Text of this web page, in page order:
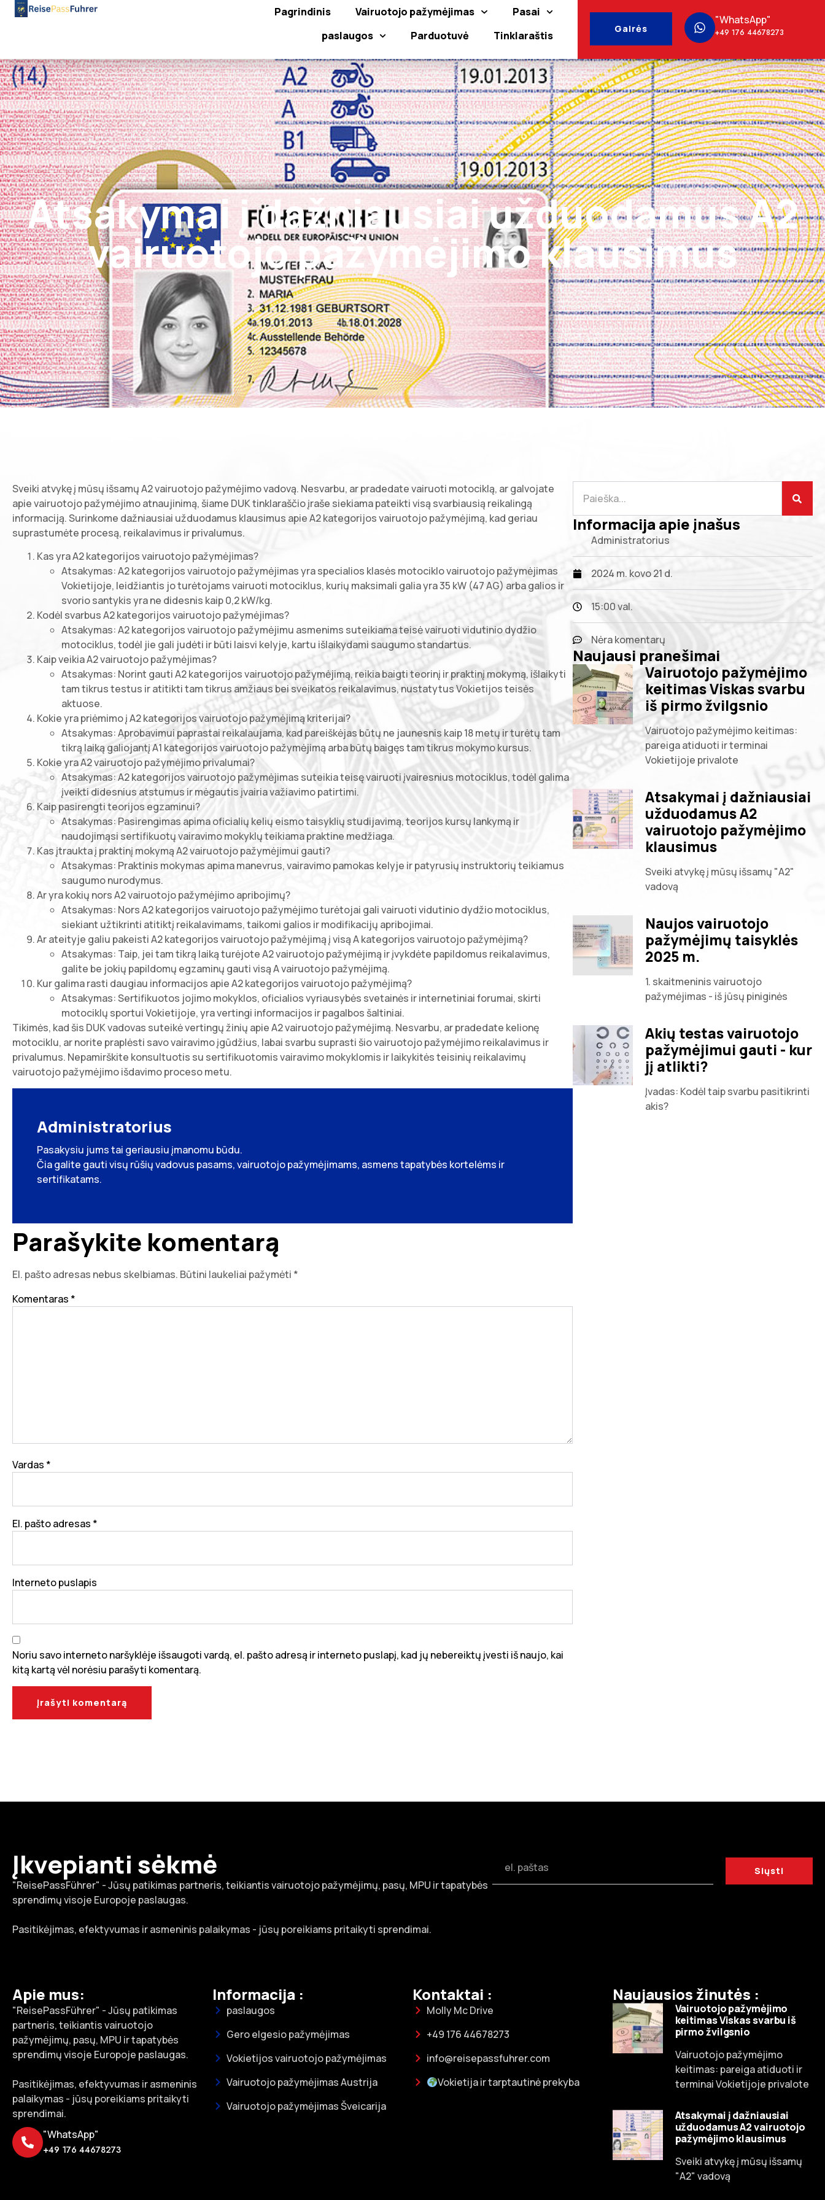
Pagrindinis Vairuotojo pažymėjimas
Pasai
paslaugos
Parduotuvė Tinklaraštis
Gairės
"WhatsApp"
+49 176 44678273
Atsakymai į dažniausiai užduodamus A2
vairuotojo pažymėjimo klausimus
Sveiki atvykę į mūsų išsamų A2 vairuotojo pažymėjimo vadovą. Nesvarbu, ar pradedate vairuoti motociklą, ar galvojate
apie vairuotojo pažymėjimo atnaujinimą, šiame DUK tinklaraščio įraše siekiama pateikti visą svarbiausią reikalingą
informaciją. Surinkome dažniausiai užduodamus klausimus apie A2 kategorijos vairuotojo pažymėjimą, kad geriau
suprastumėte procesą, reikalavimus ir privalumus.
Kas yra A2 kategorijos vairuotojo pažymėjimas?
Atsakymas: A2 kategorijos vairuotojo pažymėjimas yra specialios klasės motociklo vairuotojo pažymėjimas
Vokietijoje, leidžiantis jo turėtojams vairuoti motociklus, kurių maksimali galia yra 35 kW (47 AG) arba galios ir
svorio santykis yra ne didesnis kaip 0,2 kW/kg.
Kodėl svarbus A2 kategorijos vairuotojo pažymėjimas?
Atsakymas: A2 kategorijos vairuotojo pažymėjimu asmenims suteikiama teisė vairuoti vidutinio dydžio
motociklus, todėl jie gali judėti ir būti laisvi kelyje, kartu išlaikydami saugumo standartus.
Kaip veikia A2 vairuotojo pažymėjimas?
Atsakymas: Norint gauti A2 kategorijos vairuotojo pažymėjimą, reikia baigti teorinį ir praktinį mokymą, išlaikyti
tam tikrus testus ir atitikti tam tikrus amžiaus bei sveikatos reikalavimus, nustatytus Vokietijos teisės
aktuose.
Kokie yra priėmimo į A2 kategorijos vairuotojo pažymėjimą kriterijai?
Atsakymas: Aprobavimui paprastai reikalaujama, kad pareiškėjas būtų ne jaunesnis kaip 18 metų ir turėtų tam
tikrą laiką galiojantį A1 kategorijos vairuotojo pažymėjimą arba būtų baigęs tam tikrus mokymo kursus.
Kokie yra A2 vairuotojo pažymėjimo privalumai?
Atsakymas: A2 kategorijos vairuotojo pažymėjimas suteikia teisę vairuoti įvairesnius motociklus, todėl galima
įveikti didesnius atstumus ir mėgautis įvairia važiavimo patirtimi.
Kaip pasirengti teorijos egzaminui?
Atsakymas: Pasirengimas apima oficialių kelių eismo taisyklių studijavimą, teorijos kursų lankymą ir
naudojimąsi sertifikuotų vairavimo mokyklų teikiama praktine medžiaga.
Kas įtraukta į praktinį mokymą A2 vairuotojo pažymėjimui gauti?
Atsakymas: Praktinis mokymas apima manevrus, vairavimo pamokas kelyje ir patyrusių instruktorių teikiamus
saugumo nurodymus.
Ar yra kokių nors A2 vairuotojo pažymėjimo apribojimų?
Atsakymas: Nors A2 kategorijos vairuotojo pažymėjimo turėtojai gali vairuoti vidutinio dydžio motociklus,
siekiant užtikrinti atitiktį reikalavimams, taikomi galios ir modifikacijų apribojimai.
Ar ateityje galiu pakeisti A2 kategorijos vairuotojo pažymėjimą į visą A kategorijos vairuotojo pažymėjimą?
Atsakymas: Taip, jei tam tikrą laiką turėjote A2 vairuotojo pažymėjimą ir įvykdėte papildomus reikalavimus,
galite be jokių papildomų egzaminų gauti visą A vairuotojo pažymėjimą.
Kur galima rasti daugiau informacijos apie A2 kategorijos vairuotojo pažymėjimą?
Atsakymas: Sertifikuotos jojimo mokyklos, oficialios vyriausybės svetainės ir internetiniai forumai, skirti
motociklų sportui Vokietijoje, yra vertingi informacijos ir pagalbos šaltiniai.
Tikimės, kad šis DUK vadovas suteikė vertingų žinių apie A2 vairuotojo pažymėjimą. Nesvarbu, ar pradedate kelionę
motociklu, ar norite praplėsti savo vairavimo įgūdžius, labai svarbu suprasti šio vairuotojo pažymėjimo reikalavimus ir
privalumus. Nepamirškite konsultuotis su sertifikuotomis vairavimo mokyklomis ir laikykitės teisinių reikalavimų
vairuotojo pažymėjimo išdavimo proceso metu.
Administratorius
Pasakysiu jums tai geriausiu įmanomu būdu.
Čia galite gauti visų rūšių vadovus pasams, vairuotojo pažymėjimams, asmens tapatybės kortelėms ir
sertifikatams.
Parašykite komentarą
El. pašto adresas nebus skelbiamas. Būtini laukeliai pažymėti *
Komentaras *
Vardas *
El. pašto adresas *
Interneto puslapis
Noriu savo interneto naršyklėje išsaugoti vardą, el. pašto adresą ir interneto puslapį, kad jų nebereiktų įvesti iš naujo, kai
kitą kartą vėl norėsiu parašyti komentarą.
Informacija apie įnašus
Administratorius
2024 m. kovo 21 d.
15:00 val.
Nėra komentarų
Naujausi pranešimai
Vairuotojo pažymėjimo
keitimas Viskas svarbu
iš pirmo žvilgsnio
Vairuotojo pažymėjimo keitimas:
pareiga atiduoti ir terminai
Vokietijoje privalote
Atsakymai į dažniausiai
užduodamus A2
vairuotojo pažymėjimo
klausimus
Sveiki atvykę į mūsų išsamų "A2"
vadovą
Naujos vairuotojo
pažymėjimų taisyklės
2025 m.
1. skaitmeninis vairuotojo
pažymėjimas - iš jūsų piniginės
Akių testas vairuotojo
pažymėjimui gauti - kur
jį atlikti?
Įvadas: Kodėl taip svarbu pasitikrinti
akis?
Įkvepianti sėkmė
"ReisePassFührer" - Jūsų patikimas partneris, teikiantis vairuotojo pažymėjimų, pasų, MPU ir tapatybės
sprendimų visoje Europoje paslaugas.
Pasitikėjimas, efektyvumas ir asmeninis palaikymas - jūsų poreikiams pritaikyti sprendimai.
Siųsti
Apie mus:
"ReisePassFührer" - Jūsų patikimas
partneris, teikiantis vairuotojo
pažymėjimų, pasų, MPU ir tapatybės
sprendimų visoje Europoje paslaugas.
Pasitikėjimas, efektyvumas ir asmeninis
palaikymas - jūsų poreikiams pritaikyti
sprendimai.
"WhatsApp"
+49 176 44678273
Informacija :
paslaugos
Gero elgesio pažymėjimas
Vokietijos vairuotojo pažymėjimas
Vairuotojo pažymėjimas Austrija
Vairuotojo pažymėjimas Šveicarija
Kontaktai :
Molly Mc Drive
+49 176 44678273
info@reisepassfuhrer.com
Vokietija ir tarptautinė prekyba
Naujausios žinutės :
Vairuotojo pažymėjimo
keitimas Viskas svarbu iš
pirmo žvilgsnio
Vairuotojo pažymėjimo
keitimas: pareiga atiduoti ir
terminai Vokietijoje privalote
Atsakymai į dažniausiai
užduodamus A2 vairuotojo
pažymėjimo klausimus
Sveiki atvykę į mūsų išsamų
"A2" vadovą
Czech
French
Chinese
Dutch
Russian